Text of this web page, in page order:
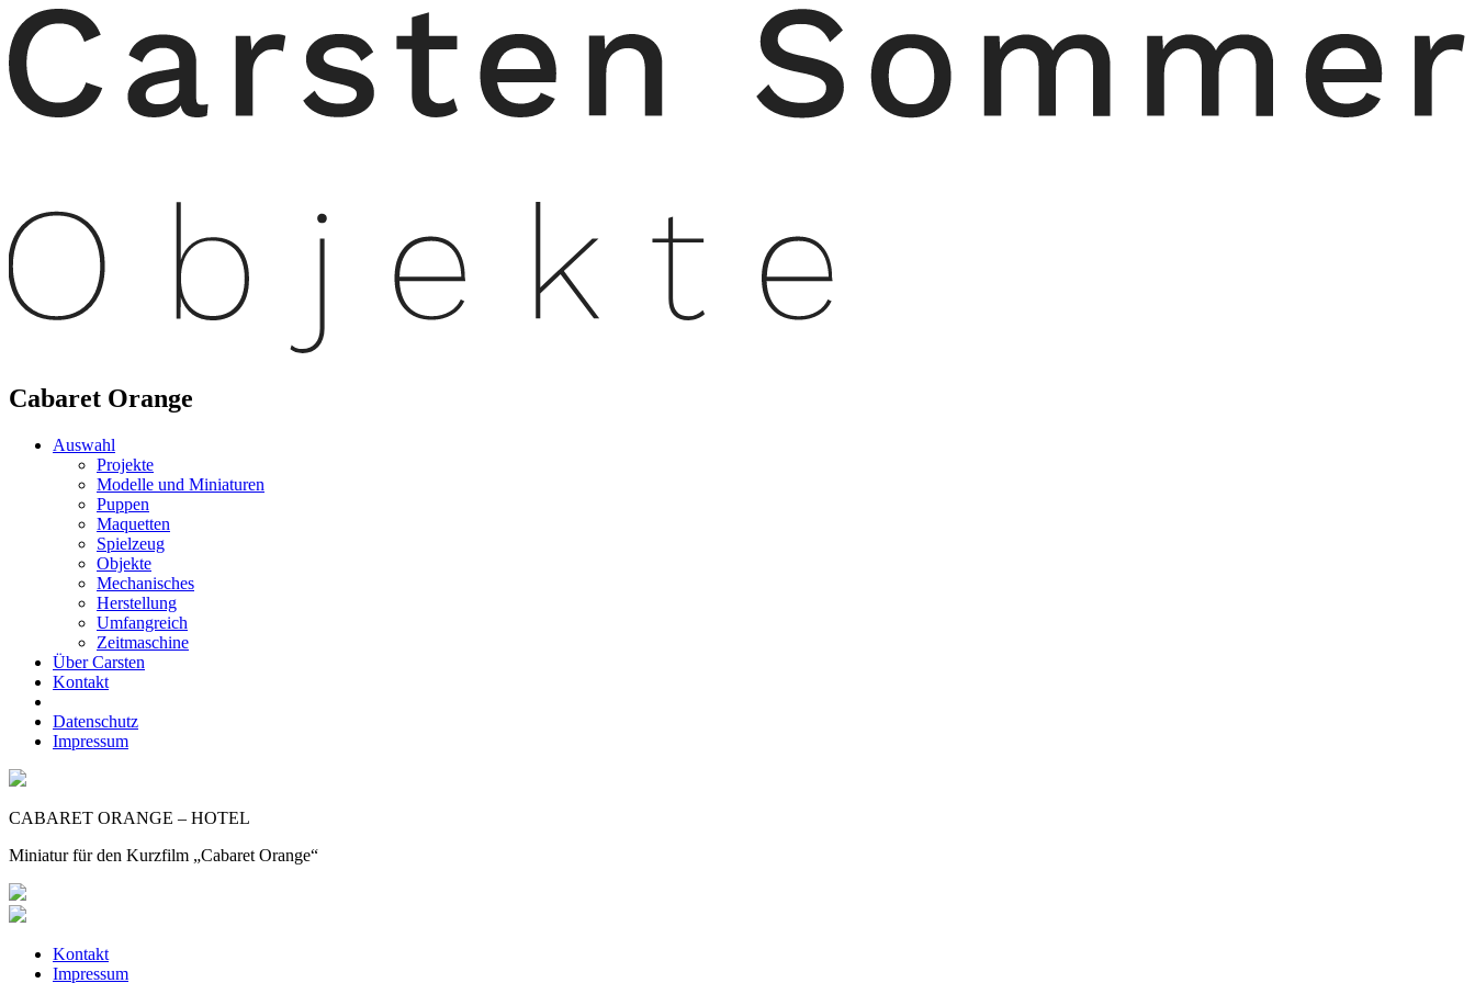
Cabaret Orange
Auswahl
Projekte
Modelle und Miniaturen
Puppen
Maquetten
Spielzeug
Objekte
Mechanisches
Herstellung
Umfangreich
Zeitmaschine
Über Carsten
Kontakt
Datenschutz
Impressum
CABARET ORANGE – HOTEL
Miniatur für den Kurzfilm „Cabaret Orange“
Kontakt
Impressum